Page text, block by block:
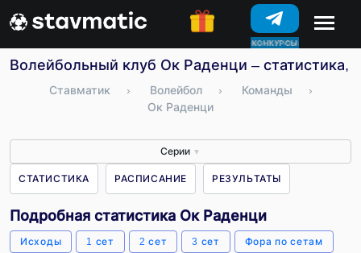
КОНКУРСЫ
Волейбольный клуб Ок Раденци – статистика,
Ставматик › Волейбол › Команды
›
Ок Раденци
Серии ▼
СТАТИСТИКА РАСПИСАНИЕ РЕЗУЛЬТАТЫ
Подробная статистика Ок Раденци
Исходы 1 сет 2 сет 3 сет Фора по сетам